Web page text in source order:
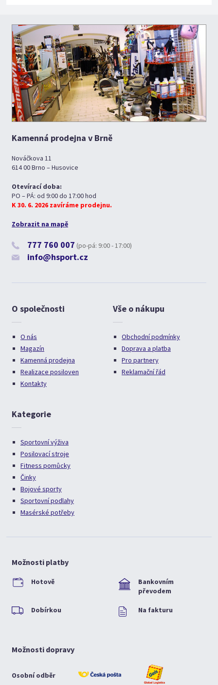
Kamenná prodejna v Brně
Nováčkova 11
614 00 Brno – Husovice
Otevírací doba:
PO – PÁ: od 9:00 do 17:00 hod
K 30. 6. 2026 zavíráme prodejnu.
Zobrazit na mapě
777 760 007 (po-pá: 9:00 - 17:00)
info@hsport.cz
O společnosti
O nás
Magazín
Kamenná prodejna
Realizace posiloven
Kontakty
Vše o nákupu
Obchodní podmínky
Doprava a platba
Pro partnery
Reklamační řád
Kategorie
Sportovní výživa
Posilovací stroje
Fitness pomůcky
Činky
Bojové sporty
Sportovní podlahy
Masérské potřeby
Možnosti platby
Hotově
Bankovním
převodem
Dobírkou Na fakturu
Možnosti dopravy
Osobní odběr